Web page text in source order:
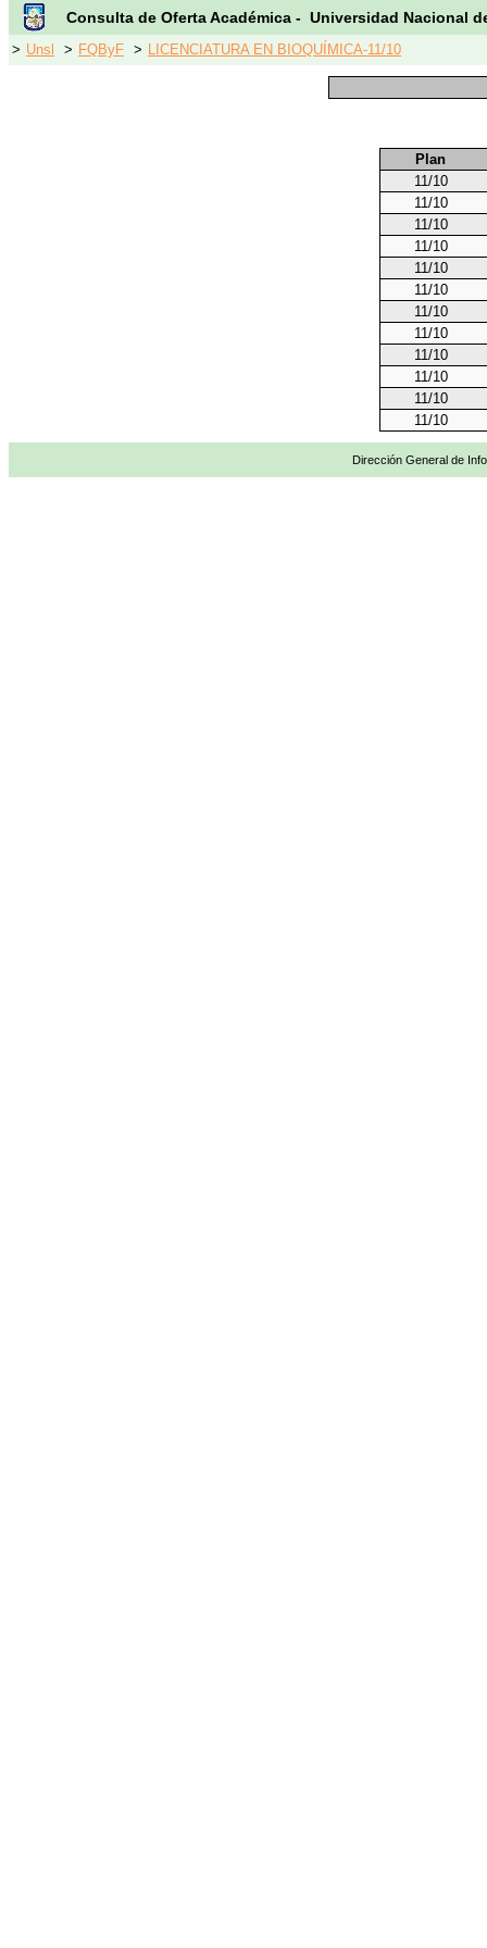
Consulta de Oferta Académica - Universidad Nacional
> Unsl > FQByF > LICENCIATURA EN BIOQUÍMICA-11/10
Plan
11/10
11/10
11/10
11/10
11/10
11/10
11/10
11/10
11/10
11/10
11/10
11/10
Dirección General de